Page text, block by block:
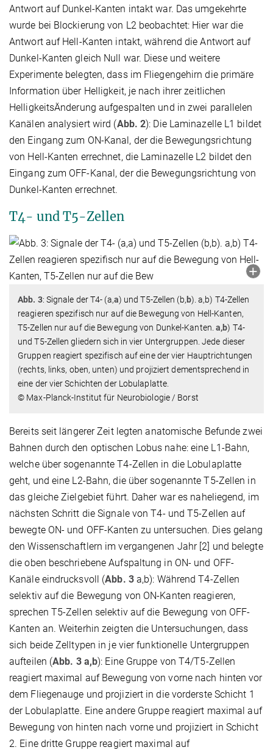
Antwort auf Dunkel-Kanten intakt war. Das umgekehrte
wurde bei Blockierung von L2 beobachtet: Hier war die
Antwort auf Hell-Kanten intakt, während die Antwort auf
Dunkel-Kanten gleich Null war. Diese und weitere
Experimente belegten, dass im Fliegengehirn die primäre
Information über Helligkeit, je nach ihrer zeitlichen
HelligkeitsÄnderung aufgespalten und in zwei parallelen
Kanälen analysiert wird (Abb. 2): Die Laminazelle L1 bildet
den Eingang zum ON-Kanal, der die Bewegungsrichtung
von Hell-Kanten errechnet, die Laminazelle L2 bildet den
Eingang zum OFF-Kanal, der die Bewegungsrichtung von
Dunkel-Kanten errechnet.
T4- und T5-Zellen
Abb. 3: Signale der T4- (a,a) und T5-Zellen (b,b). a,b) T4-Zellen
reagieren spezifisch nur auf die Bewegung von Hell-Kanten,
T5-Zellen nur auf die Bewegung von Dunkel-Kanten.a,b) T4-
und T5-Zellen gliedern sich in vier Untergruppen. Jede dieser
Gruppen reagiert spezifisch auf eine der vier Hauptrichtungen
(rechts, links, oben, unten) und projiziert dementsprechend in
eine der vier Schichten der Lobulaplatte.
© Max-Planck-Institut für Neurobiologie / Borst
Bereits seit längerer Zeit legten anatomische Befunde zwei
Bahnen durch den optischen Lobus nahe: eine L1-Bahn,
welche über sogenannte T4-Zellen in die Lobulaplatte
geht, und eine L2-Bahn, die über sogenannte T5-Zellen in
das gleiche Zielgebiet führt. Daher war es naheliegend, im
nächsten Schritt die Signale von T4- und T5-Zellen auf
bewegte ON- und OFF-Kanten zu untersuchen. Dies gelang
den Wissenschaftlern im vergangenen Jahr [2] und belegte
die oben beschriebene Aufspaltung in ON- und OFF-
Kanäle eindrucksvoll (Abb. 3a,b): Während T4-Zellen
selektiv auf die Bewegung von ON-Kanten reagieren,
sprechen T5-Zellen selektiv auf die Bewegung von OFF-
Kanten an. Weiterhin zeigten die Untersuchungen, dass
sich beide Zelltypen in je vier funktionelle Untergruppen
aufteilen (Abb. 3 a,b): Eine Gruppe von T4/T5-Zellen
reagiert maximal auf Bewegung von vorne nach hinten vor
dem Fliegenauge und projiziert in die vorderste Schicht 1
der Lobulaplatte. Eine andere Gruppe reagiert maximal auf
Bewegung von hinten nach vorne und projiziert in Schicht
2. Eine dritte Gruppe reagiert maximal auf